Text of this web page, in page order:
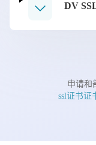
DV
申请和
ssl证书证